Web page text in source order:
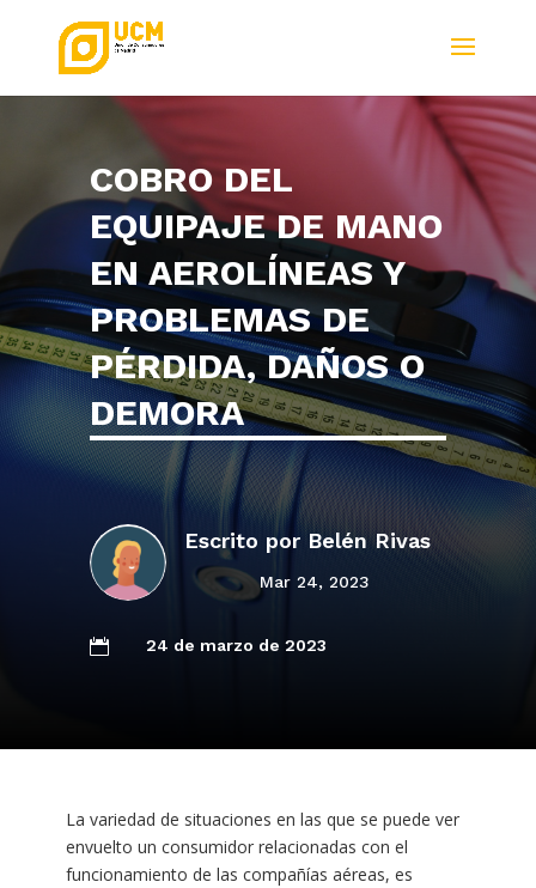
COBRO DEL
EQUIPAJE DE MANO
EN AEROLÍNEAS Y
PROBLEMAS DE
PÉRDIDA, DAÑOS O
DEMORA
Escrito por Belén Rivas
Mar 24, 2023
 24 de marzo de 2023
La variedad de situaciones en las que se puede ver
envuelto un consumidor relacionadas con el
funcionamiento de las compañías aéreas, es